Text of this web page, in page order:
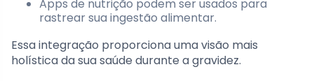
Apps de nutrição podem ser usados para
rastrear sua ingestão alimentar.
Essa integração proporciona uma visão mais
holística da sua saúde durante a gravidez.